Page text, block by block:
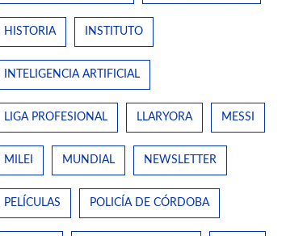
HISTORIA INSTITUTO
INTELIGENCIA ARTIFICIAL
LIGA PROFESIONAL LLARYORA MESSI
MILEI MUNDIAL NEWSLETTER
PELÍCULAS POLICÍA DE CÓRDOBA